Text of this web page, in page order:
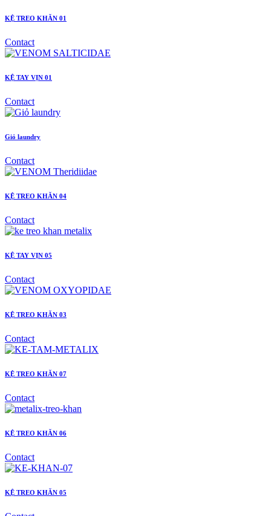
KỆ TREO KHĂN 01
Contact
KỆ TAY VỊN 01
Contact
Giỏ laundry
Contact
KỆ TREO KHĂN 04
Contact
KỆ TAY VỊN 05
Contact
KỆ TREO KHĂN 03
Contact
KỆ TREO KHĂN 07
Contact
KỆ TREO KHĂN 06
Contact
KỆ TREO KHĂN 05